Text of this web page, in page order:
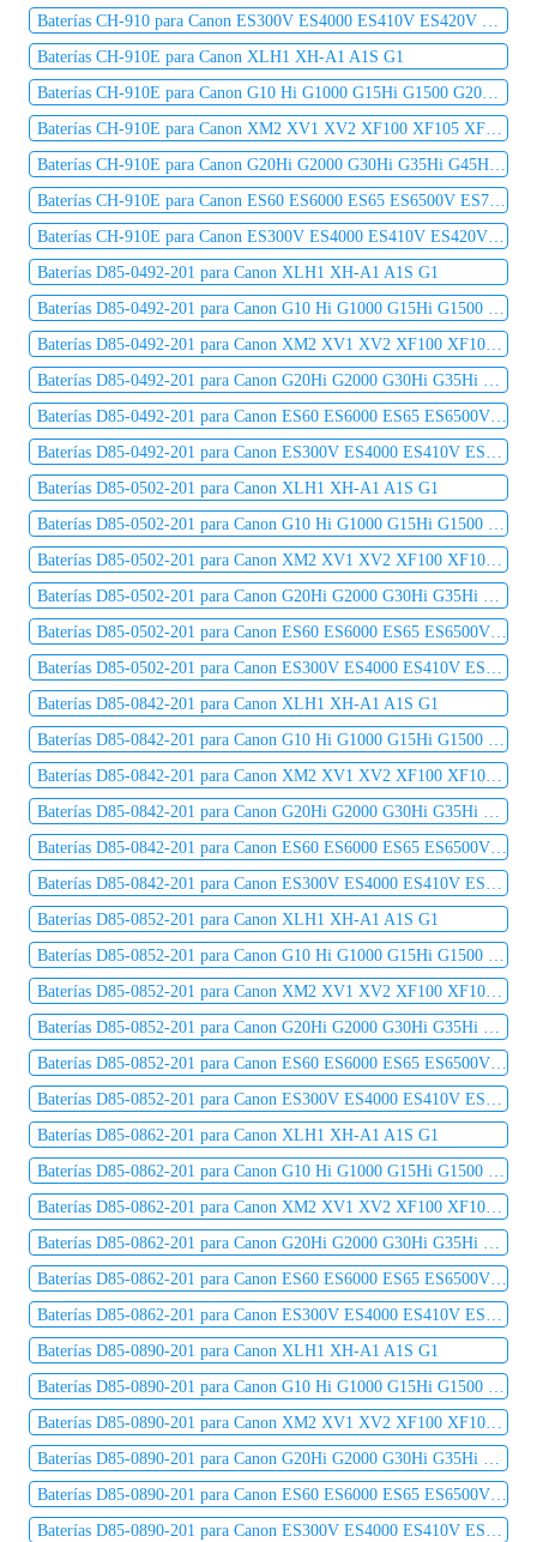
Baterías CH-910 para Canon ES300V ES4000 ES410V ES420V ES50 ES5000 ES520A ES55
Baterías CH-910E para Canon XLH1 XH-A1 A1S G1
Baterías CH-910E para Canon G10 Hi G1000 G15Hi G1500 G20Hi G2000 G30Hi G35Hi G45Hi
Baterías CH-910E para Canon XM2 XV1 XV2 XF100 XF105 XF300 XF305 C2 DM-MV1 DM-MV10
Baterías CH-910E para Canon G20Hi G2000 G30Hi G35Hi G45Hi MV1 MV10 MV10i MV20 MV20i
Baterías CH-910E para Canon ES60 ES6000 ES65 ES6500V ES7000es ES7000V ES75 ES8000V
Baterías CH-910E para Canon ES300V ES4000 ES410V ES420V ES50 ES5000 ES520A ES55
Baterías D85-0492-201 para Canon XLH1 XH-A1 A1S G1
Baterías D85-0492-201 para Canon G10 Hi G1000 G15Hi G1500 G20Hi G2000 G30Hi G35Hi G45Hi
Baterías D85-0492-201 para Canon XM2 XV1 XV2 XF100 XF105 XF300 XF305 C2 DM-MV1 DM-MV10
Baterías D85-0492-201 para Canon G20Hi G2000 G30Hi G35Hi G45Hi MV1 MV10 MV10i MV20 MV20i
Baterías D85-0492-201 para Canon ES60 ES6000 ES65 ES6500V ES7000es ES7000V ES75 ES8000V
Baterías D85-0492-201 para Canon ES300V ES4000 ES410V ES420V ES50 ES5000 ES520A ES55
Baterías D85-0502-201 para Canon XLH1 XH-A1 A1S G1
Baterías D85-0502-201 para Canon G10 Hi G1000 G15Hi G1500 G20Hi G2000 G30Hi G35Hi G45Hi
Baterías D85-0502-201 para Canon XM2 XV1 XV2 XF100 XF105 XF300 XF305 C2 DM-MV1 DM-MV10
Baterías D85-0502-201 para Canon G20Hi G2000 G30Hi G35Hi G45Hi MV1 MV10 MV10i MV20 MV20i
Baterías D85-0502-201 para Canon ES60 ES6000 ES65 ES6500V ES7000es ES7000V ES75 ES8000V
Baterías D85-0502-201 para Canon ES300V ES4000 ES410V ES420V ES50 ES5000 ES520A ES55
Baterías D85-0842-201 para Canon XLH1 XH-A1 A1S G1
Baterías D85-0842-201 para Canon G10 Hi G1000 G15Hi G1500 G20Hi G2000 G30Hi G35Hi G45Hi
Baterías D85-0842-201 para Canon XM2 XV1 XV2 XF100 XF105 XF300 XF305 C2 DM-MV1 DM-MV10
Baterías D85-0842-201 para Canon G20Hi G2000 G30Hi G35Hi G45Hi MV1 MV10 MV10i MV20 MV20i
Baterías D85-0842-201 para Canon ES60 ES6000 ES65 ES6500V ES7000es ES7000V ES75 ES8000V
Baterías D85-0842-201 para Canon ES300V ES4000 ES410V ES420V ES50 ES5000 ES520A ES55
Baterías D85-0852-201 para Canon XLH1 XH-A1 A1S G1
Baterías D85-0852-201 para Canon G10 Hi G1000 G15Hi G1500 G20Hi G2000 G30Hi G35Hi G45Hi
Baterías D85-0852-201 para Canon XM2 XV1 XV2 XF100 XF105 XF300 XF305 C2 DM-MV1 DM-MV10
Baterías D85-0852-201 para Canon G20Hi G2000 G30Hi G35Hi G45Hi MV1 MV10 MV10i MV20 MV20i
Baterías D85-0852-201 para Canon ES60 ES6000 ES65 ES6500V ES7000es ES7000V ES75 ES8000V
Baterías D85-0852-201 para Canon ES300V ES4000 ES410V ES420V ES50 ES5000 ES520A ES55
Baterías D85-0862-201 para Canon XLH1 XH-A1 A1S G1
Baterías D85-0862-201 para Canon G10 Hi G1000 G15Hi G1500 G20Hi G2000 G30Hi G35Hi G45Hi
Baterías D85-0862-201 para Canon XM2 XV1 XV2 XF100 XF105 XF300 XF305 C2 DM-MV1 DM-MV10
Baterías D85-0862-201 para Canon G20Hi G2000 G30Hi G35Hi G45Hi MV1 MV10 MV10i MV20 MV20i
Baterías D85-0862-201 para Canon ES60 ES6000 ES65 ES6500V ES7000es ES7000V ES75 ES8000V
Baterías D85-0862-201 para Canon ES300V ES4000 ES410V ES420V ES50 ES5000 ES520A ES55
Baterías D85-0890-201 para Canon XLH1 XH-A1 A1S G1
Baterías D85-0890-201 para Canon G10 Hi G1000 G15Hi G1500 G20Hi G2000 G30Hi G35Hi G45Hi
Baterías D85-0890-201 para Canon XM2 XV1 XV2 XF100 XF105 XF300 XF305 C2 DM-MV1 DM-MV10
Baterías D85-0890-201 para Canon G20Hi G2000 G30Hi G35Hi G45Hi MV1 MV10 MV10i MV20 MV20i
Baterías D85-0890-201 para Canon ES60 ES6000 ES65 ES6500V ES7000es ES7000V ES75 ES8000V
Baterías D85-0890-201 para Canon ES300V ES4000 ES410V ES420V ES50 ES5000 ES520A ES55